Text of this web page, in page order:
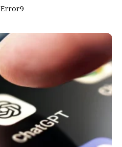
Error9